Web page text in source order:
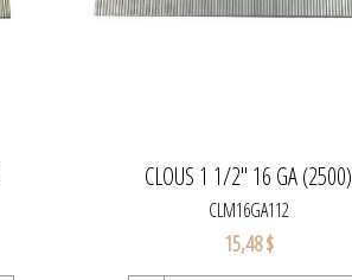
CLOUS 1 1/2'' 16 GA (2500)
CLM16GA112
15,48 $